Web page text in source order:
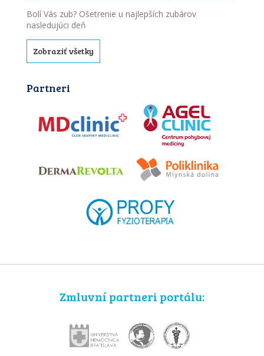
Bolí Vás zub? Ošetrenie u najlepších zubárov
nasledujúci deň
Zobraziť všetky
Partneri
Zmluvní partneri portálu: